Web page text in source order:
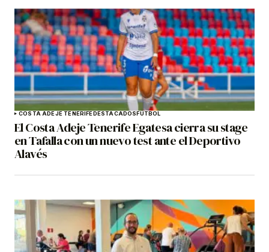
COSTA ADEJE TENERIFE DESTACADOS FÚTBOL
El Costa Adeje Tenerife Egatesa cierra su stage
en Tafalla con un nuevo test ante el Deportivo
Alavés